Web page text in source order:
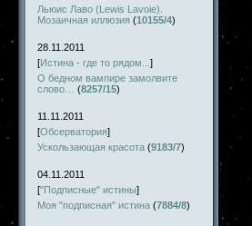
Льюис Лаво (Lewis Lavoie).
Мозаичная иллюзия (10155/4)
28.11.2011
[Истина - где то рядом... ]
О бедном вампире замолвите
слово…
(8257/15)
11.11.2011
[Обсерватория]
Ускользающая красота (9183/7)
04.11.2011
["Подписные" истины]
Моя "подписная" истина (7884/8)